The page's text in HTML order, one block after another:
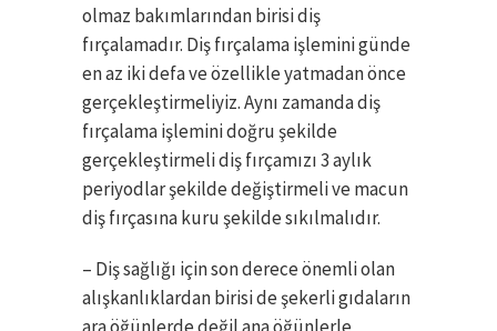
olmaz bakımlarından birisi diş
fırçalamadır. Diş fırçalama işlemini günde
en az iki defa ve özellikle yatmadan önce
gerçekleştirmeliyiz. Aynı zamanda diş
fırçalama işlemini doğru şekilde
gerçekleştirmeli diş fırçamızı 3 aylık
periyodlar şekilde değiştirmeli ve macun
diş fırçasına kuru şekilde sıkılmalıdır.
– Diş sağlığı için son derece önemli olan
alışkanlıklardan birisi de şekerli gıdaların